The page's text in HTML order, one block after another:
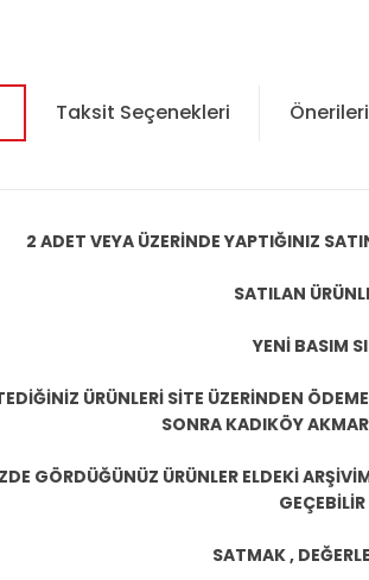
Taksit Seçenekleri
2 ADET VEYA ÜZERİNDE YAPTIĞINIZ
SATILAN
YENİ BASIM
ÜRÜNLERİ SİTE ÜZERİNDEN
SONRA KADIKÖY
GÖRDÜĞÜNÜZ ÜRÜNLER ELDEKİ
SATMAK ,